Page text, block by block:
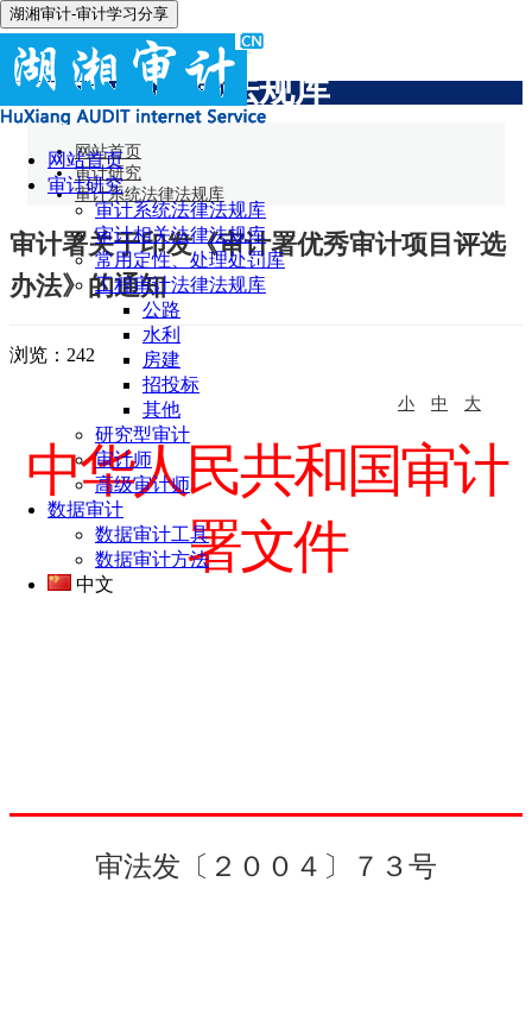
湖湘审计-审计学习分享
网站首页
审计研究
审计系统法律法规库
审计相关法律法规库
常用定性、处理处罚库
工程审计法律法规库
公路
水利
房建
招投标
其他
研究型审计
审计师
高级审计师
数据审计
数据审计工具
数据审计方法
中文
审计系统法律法规库
网站首页
审计研究
审计系统法律法规库
审计署关于印发《审计署优秀审计项目评选
办法》的通知
浏览： 242
小 中 大
中华人民共和国审计
署文件
审法发〔２００４〕７３号